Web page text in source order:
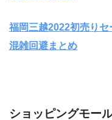
福岡三越2022初売り
混雑回避まとめ
ショッピングモー